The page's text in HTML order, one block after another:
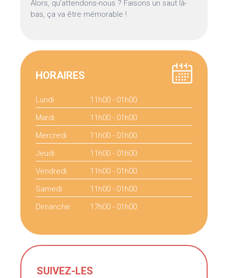
Alors, qu’attendons-nous ? Faisons un saut là-
bas, ça va être mémorable !
HORAIRES
Lundi
11h00 - 01h00
Mardi
11h00 - 01h00
Mercredi
11h00 - 01h00
Jeudi
11h00 - 01h00
Vendredi
11h00 - 01h00
Samedi
11h00 - 01h00
Dimanche
17h00 - 01h00
SUIVEZ-LES